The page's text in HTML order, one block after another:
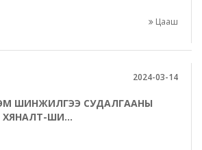
Цааш
2024-03-14
ШИНЖИЛГЭЭ СУДАЛГААНЫ
ХЯНАЛТ-ШИ...